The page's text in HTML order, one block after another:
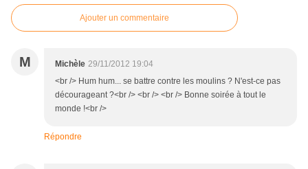
Ajouter un commentaire
M Michèle 29/11/2012 19:04
<br /> Hum hum... se battre contre les moulins ? N'est-ce pas
décourageant ?<br /> <br /> <br /> Bonne soirée à tout le
monde !<br />
Répondre